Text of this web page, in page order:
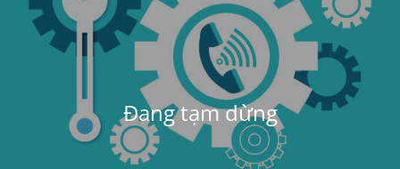
Đang tạm dừng